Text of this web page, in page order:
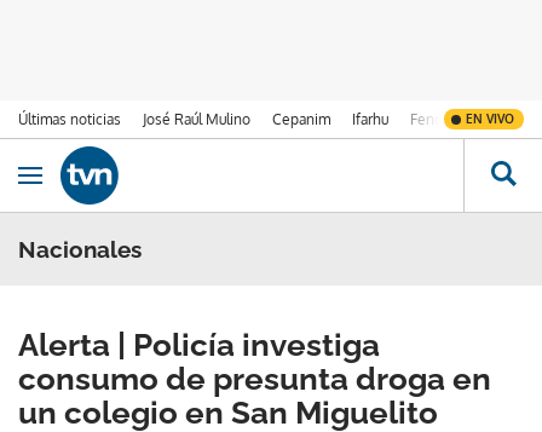
Últimas noticias José Raúl Mulino Cepanim Ifarhu Fenómeno de El
EN VIVO
Ir al contenido
Obrir navegació
Nacionales
Alerta | Policía investiga
consumo de presunta droga en
un colegio en San Miguelito